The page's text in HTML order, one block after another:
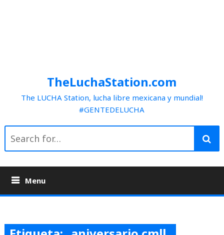
TheLuchaStation.com
The LUCHA Station, lucha libre mexicana y mundial!
#GENTEDELUCHA
for:
Menu